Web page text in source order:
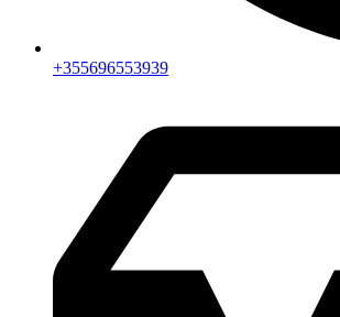
+355696553939